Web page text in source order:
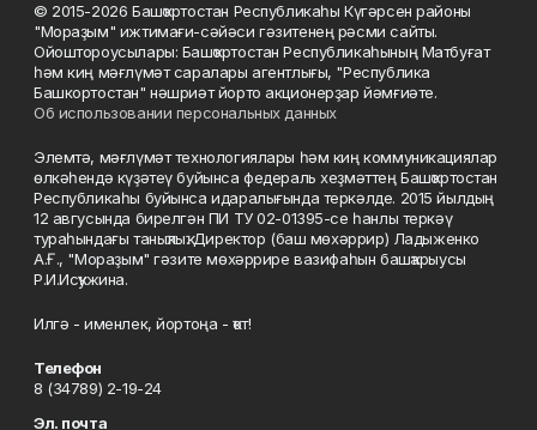
© 2015-2026 Башҡортостан Республикаһы Күгәрсен районы
"Мораҙым" ижтимағи-сәйәси гәзитенең рәсми сайты.
Ойоштороусылары: Башҡортостан Республикаһының Матбуғат
һәм киң мәғлүмәт саралары агентлығы, "Республика
Башкортостан" нәшриәт йорто акционерҙар йәмғиәте.
Об использовании персональных данных
Элемтә, мәғлүмәт технологиялары һәм киң коммуникациялар
өлкәһендә күҙәтеү буйынса федераль хеҙмәттең Башҡортостан
Республикаһы буйынса идаралығында теркәлде. 2015 йылдың
12 авгусында бирелгән ПИ ТУ 02-01395-се һанлы теркәү
тураһындағы таныҡлыҡ. Директор (баш мөхәррир) Ладыженко
А.Ғ., "Мораҙым" гәзите мөхәррире вазифаһын башҡарыусы
Р.И.Исҡужина.
Илгә - именлек, йортоңа - ҡот!
Телефон
8 (34789) 2-19-24
Эл. почта